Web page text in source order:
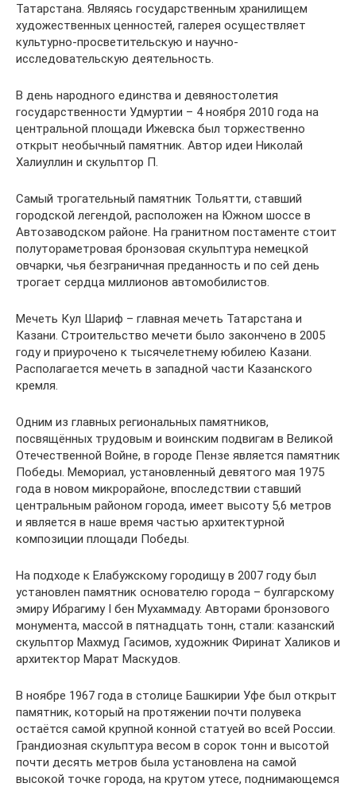
Татарстана. Являясь государственным хранилищем
художественных ценностей, галерея осуществляет
культурно-просветительскую и научно-
исследовательскую деятельность.
В день народного единства и девяностолетия
государственности Удмуртии – 4 ноября 2010 года на
центральной площади Ижевска был торжественно
открыт необычный памятник. Автор идеи Николай
Халиуллин и скульптор П.
Самый трогательный памятник Тольятти, ставший
городской легендой, расположен на Южном шоссе в
Автозаводском районе. На гранитном постаменте стоит
полутораметровая бронзовая скульптура немецкой
овчарки, чья безграничная преданность и по сей день
трогает сердца миллионов автомобилистов.
Мечеть Кул Шариф – главная мечеть Татарстана и
Казани. Строительство мечети было закончено в 2005
году и приурочено к тысячелетнему юбилею Казани.
Располагается мечеть в западной части Казанского
кремля.
Одним из главных региональных памятников,
посвящённых трудовым и воинским подвигам в Великой
Отечественной Войне, в городе Пензе является памятник
Победы. Мемориал, установленный девятого мая 1975
года в новом микрорайоне, впоследствии ставший
центральным районом города, имеет высоту 5,6 метров
и является в наше время частью архитектурной
композиции площади Победы.
На подходе к Елабужскому городищу в 2007 году был
установлен памятник основателю города – булгарскому
эмиру Ибрагиму I бен Мухаммаду. Авторами бронзового
монумента, массой в пятнадцать тонн, стали: казанский
скульптор Махмуд Гасимов, художник Фиринат Халиков и
архитектор Марат Маскудов.
В ноябре 1967 года в столице Башкирии Уфе был открыт
памятник, который на протяжении почти полувека
остаётся самой крупной конной статуей во всей России.
Грандиозная скульптура весом в сорок тонн и высотой
почти десять метров была установлена на самой
высокой точке города, на крутом утесе, поднимающемся